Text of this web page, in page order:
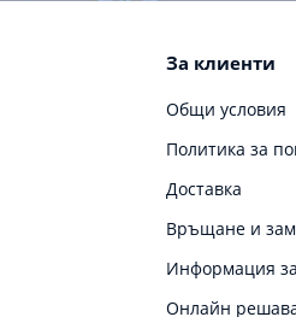
За клиенти
Общи условия
Политика за
Доставка
Връщане и
Информация
Онлайн